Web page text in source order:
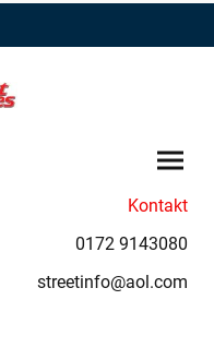
Kontakt
0172 9143080
streetinfo@aol.com